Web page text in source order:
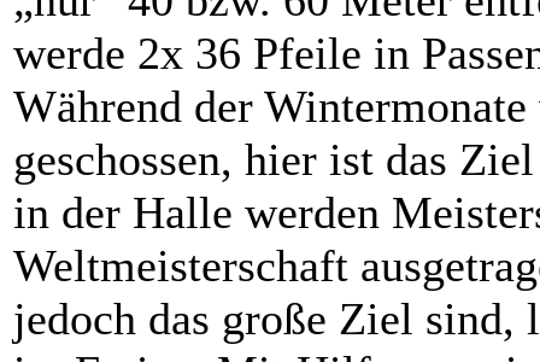
werde 2x 36 Pfeile in
Während der
geschossen, hier ist das
in der Halle werden
Weltmeisterschaft
jedoch das große Ziel sind,